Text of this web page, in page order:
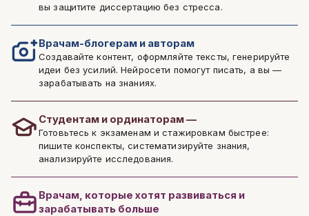
вы защитите диссертацию без стресса.
Врачам-блогерам и авторам
Создавайте контент, оформляйте тексты, генерируйте
идеи без усилий. Нейросети помогут писать, а вы —
зарабатывать на знаниях.
Студентам и ординаторам —
Готовьтесь к экзаменам и стажировкам быстрее:
пишите конспекты, систематизируйте знания,
анализируйте исследования.
Врачам, которые хотят развиваться и
зарабатывать больше